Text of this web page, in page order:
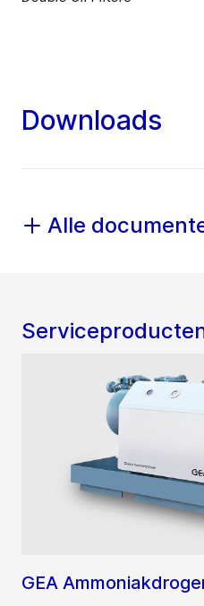
Downloads
Alle
GEA